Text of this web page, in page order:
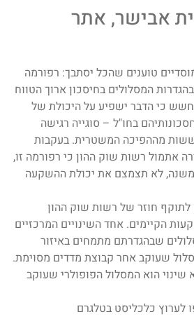
אבישר, אתר
טוענים שהכל יסתבך: רפורמה
המסלולים בחיסכון ארוך הטווח
כי הדבר ישפיע על היכולת של
בחו"ל – סוגייה רגישה
מההפיכה המשטרית. בעקבות
אתמול רשות שוק ההון כי רפורמה זו,
משנה, לא תצמצם את יכולת ההשקעה
לתוקף חוזר של רשות שוק ההון
הקיימים. אחד השינויים המרכזיים
שבהגדרתם מתמחים באיזור
שעוקב אחר קבוצת מדדים מסוימת.
שינוי הוא המסלול הפופולרי שעוקב
לערוץ כלכליסט בטלגרם